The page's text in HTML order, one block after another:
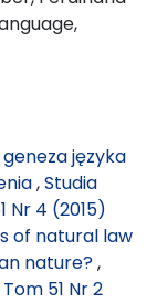
języka
,Studia
Nr 4 (2015)
of natural law
nature?,
51 Nr 2